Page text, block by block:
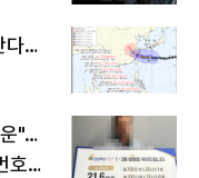
다…
"…
호조